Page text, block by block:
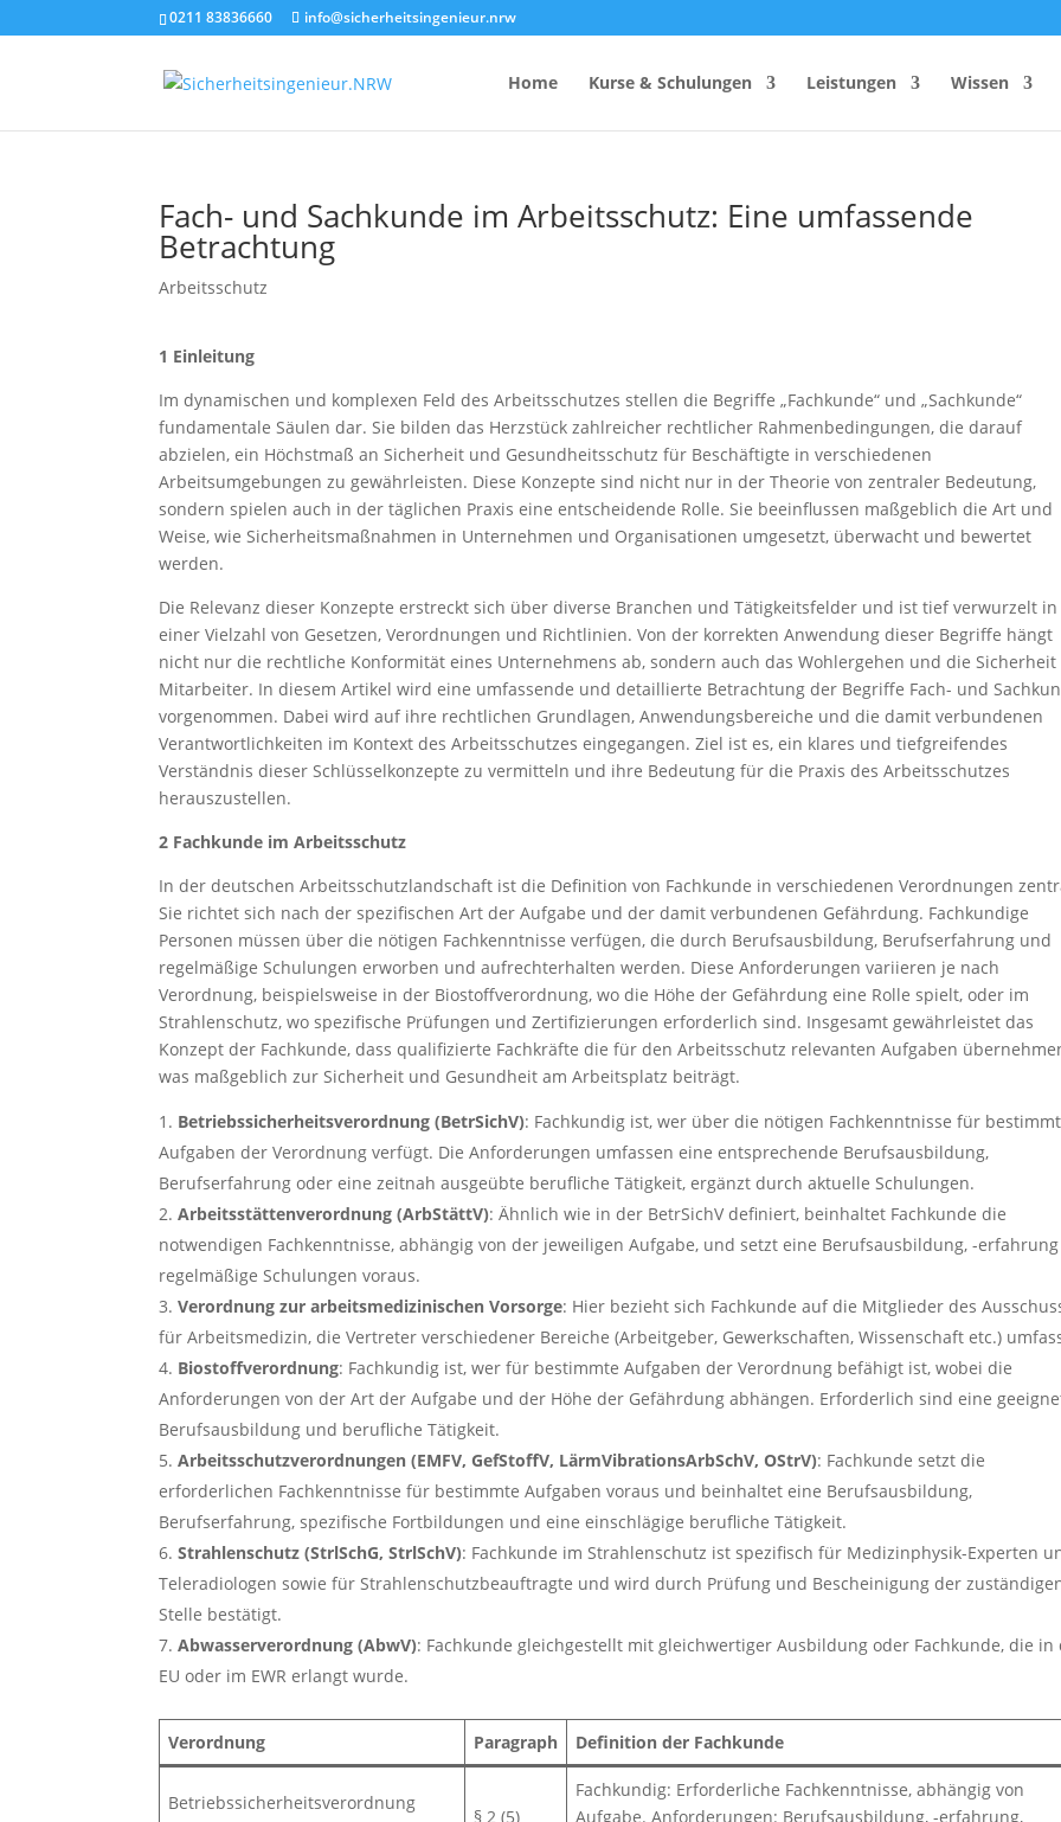
0211 83836660 info@sicherheitsingenieur.nrw
Home Kurse & Schulungen Leistungen Wissen
Schneelast-Rechner
Zurrmittel & Ladungssicherung
Fach- und Sachkunde im Arbeitsschutz: Eine umfassende
Betrachtung
Arbeitsschutz
1 Einleitung
Im dynamischen und komplexen Feld des Arbeitsschutzes stellen die Begriffe „Fachkunde“ und „Sachkunde“
fundamentale Säulen dar. Sie bilden das Herzstück zahlreicher rechtlicher Rahmenbedingungen, die darauf
abzielen, ein Höchstmaß an Sicherheit und Gesundheitsschutz für Beschäftigte in verschiedenen
Arbeitsumgebungen zu gewährleisten. Diese Konzepte sind nicht nur in der Theorie von zentraler Bedeutung,
sondern spielen auch in der täglichen Praxis eine entscheidende Rolle. Sie beeinflussen maßgeblich die Art und
Weise, wie Sicherheitsmaßnahmen in Unternehmen und Organisationen umgesetzt, überwacht und bewertet
werden.
Die Relevanz dieser Konzepte erstreckt sich über diverse Branchen und Tätigkeitsfelder und ist tief verwurzelt in
einer Vielzahl von Gesetzen, Verordnungen und Richtlinien. Von der korrekten Anwendung dieser Begriffe hängt
nicht nur die rechtliche Konformität eines Unternehmens ab, sondern auch das Wohlergehen und die
Mitarbeiter. In diesem Artikel wird eine umfassende und detaillierte Betrachtung der Begriffe Fach- und
vorgenommen. Dabei wird auf ihre rechtlichen Grundlagen, Anwendungsbereiche und die damit verbundenen
Verantwortlichkeiten im Kontext des Arbeitsschutzes eingegangen. Ziel ist es, ein klares und tiefgreifendes
Verständnis dieser Schlüsselkonzepte zu vermitteln und ihre Bedeutung für die Praxis des Arbeitsschutzes
herauszustellen.
2 Fachkunde im Arbeitsschutz
In der deutschen Arbeitsschutzlandschaft ist die Definition von Fachkunde in verschiedenen Verordnungen
Sie richtet sich nach der spezifischen Art der Aufgabe und der damit verbundenen Gefährdung. Fachkundige
Personen müssen über die nötigen Fachkenntnisse verfügen, die durch Berufsausbildung, Berufserfahrung und
regelmäßige Schulungen erworben und aufrechterhalten werden. Diese Anforderungen variieren je nach
Verordnung, beispielsweise in der Biostoffverordnung, wo die Höhe der Gefährdung eine Rolle spielt, oder im
Strahlenschutz, wo spezifische Prüfungen und Zertifizierungen erforderlich sind. Insgesamt gewährleistet das
Konzept der Fachkunde, dass qualifizierte Fachkräfte die für den Arbeitsschutz relevanten Aufgaben
was maßgeblich zur Sicherheit und Gesundheit am Arbeitsplatz beiträgt.
Betriebssicherheitsverordnung (BetrSichV): Fachkundig ist, wer über die nötigen Fachkenntnisse für
Aufgaben der Verordnung verfügt. Die Anforderungen umfassen eine entsprechende Berufsausbildung,
Berufserfahrung oder eine zeitnah ausgeübte berufliche Tätigkeit, ergänzt durch aktuelle Schulungen.
Arbeitsstättenverordnung (ArbStättV): Ähnlich wie in der BetrSichV definiert, beinhaltet Fachkunde die
notwendigen Fachkenntnisse, abhängig von der jeweiligen Aufgabe, und setzt eine Berufsausbildung, -
regelmäßige Schulungen voraus.
Verordnung zur arbeitsmedizinischen Vorsorge: Hier bezieht sich Fachkunde auf die Mitglieder des
für Arbeitsmedizin, die Vertreter verschiedener Bereiche (Arbeitgeber, Gewerkschaften, Wissenschaft etc.)
Biostoffverordnung: Fachkundig ist, wer für bestimmte Aufgaben der Verordnung befähigt ist, wobei die
Anforderungen von der Art der Aufgabe und der Höhe der Gefährdung abhängen. Erforderlich sind eine
Berufsausbildung und berufliche Tätigkeit.
Arbeitsschutzverordnungen (EMFV, GefStoffV, LärmVibrationsArbSchV, OStrV): Fachkunde setzt die
erforderlichen Fachkenntnisse für bestimmte Aufgaben voraus und beinhaltet eine Berufsausbildung,
Berufserfahrung, spezifische Fortbildungen und eine einschlägige berufliche Tätigkeit.
Strahlenschutz (StrlSchG, StrlSchV): Fachkunde im Strahlenschutz ist spezifisch für Medizinphysik-Experten
Teleradiologen sowie für Strahlenschutzbeauftragte und wird durch Prüfung und Bescheinigung der
Stelle bestätigt.
Abwasserverordnung (AbwV): Fachkunde gleichgestellt mit gleichwertiger Ausbildung oder Fachkunde, die in
EU oder im EWR erlangt wurde.
Verordnung Paragraph Definition der Fachkunde
Betriebssicherheitsverordnung
§ 2 (5)
Fachkundig: Erforderliche Fachkenntnisse, abhängig von
Aufgabe. Anforderungen: Berufsausbildung, -erfahrung,